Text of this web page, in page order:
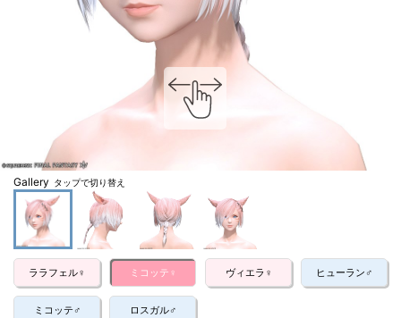
Gallery タップで切り替え
ララフェル♀ ミコッテ♀ ヴィエラ♀ ヒューラン♂
ミコッテ♂ ロスガル♂